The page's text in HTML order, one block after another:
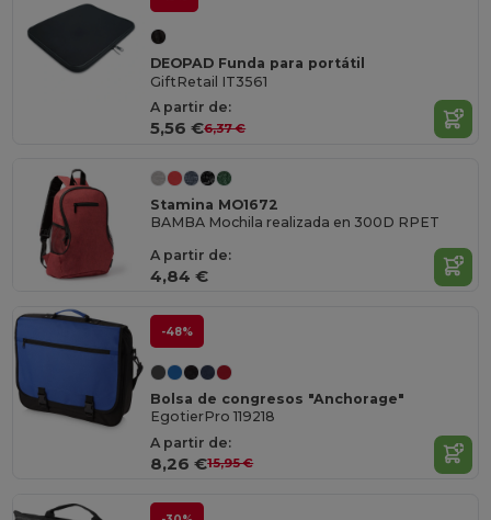
DEOPAD Funda para portátil
GiftRetail IT3561
A partir de:
5,56 €6,37 €
Stamina MO1672
BAMBA Mochila realizada en 300D RPET
A partir de:
4,84 €
-48%
Bolsa de congresos "Anchorage"
EgotierPro 119218
A partir de:
8,26 €15,95 €